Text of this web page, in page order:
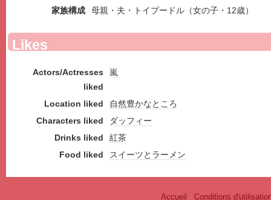
家族構成 母親・夫・トイプードル（女の子・12歳）
Likes
Actors/Actresses
liked
嵐
Location liked
自然豊かなところ
Characters liked
ダッフィー
Drinks liked
紅茶
Food liked
スイーツとラーメン
Accueil - Conditions